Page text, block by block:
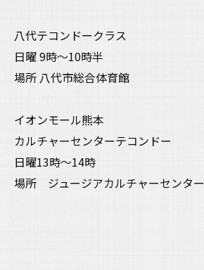
八代テコンドークラス
日曜 9時〜10時半
場所 八代市総合体育館
イオンモール熊本
カルチャーセンターテコンドー
日曜13時〜14時
場所 ジュージアカルチャーセンター